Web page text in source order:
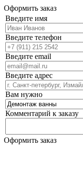
Оформить заказ
Введите имя
Введите телефон
Введите email
Введите адрес
Вам нужно
Комментарий к заказу
Оформить заказ